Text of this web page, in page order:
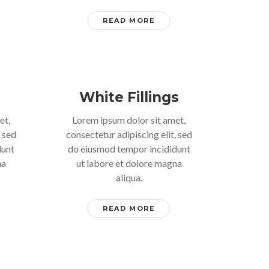
READ MORE
White Fillings
Lorem ipsum dolor sit amet,
consectetur adipiscing elit, sed
do eiusmod tempor incididunt
ut labore et dolore magna
aliqua.
READ MORE